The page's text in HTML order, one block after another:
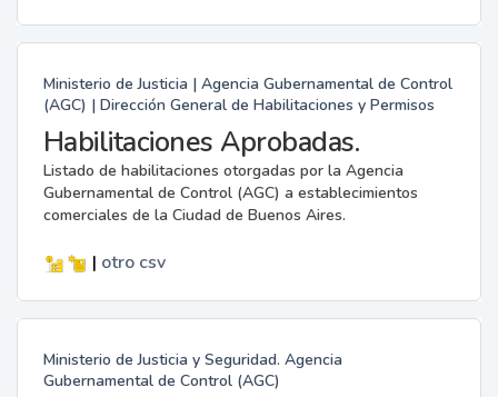
Ministerio de Justicia | Agencia Gubernamental de Control
(AGC) | Dirección General de Habilitaciones y Permisos
Habilitaciones Aprobadas.
Listado de habilitaciones otorgadas por la Agencia
Gubernamental de Control (AGC) a establecimientos
comerciales de la Ciudad de Buenos Aires.
| otro csv
Ministerio de Justicia y Seguridad. Agencia
Gubernamental de Control (AGC)